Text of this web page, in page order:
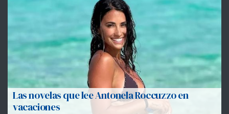
Las novelas que lee Antonela Roccuzzo en
vacaciones